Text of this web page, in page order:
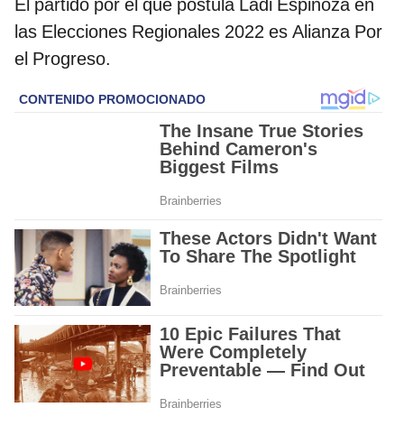
las Elecciones Regionales 2022 es Alianza Por
el Progreso.